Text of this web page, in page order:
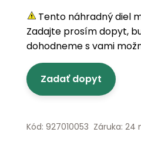
Tento náhradný diel
Zadajte prosím dopyt,
dohodneme s vami
Zadať dopyt
Kód: 927010053 Záruka: 24